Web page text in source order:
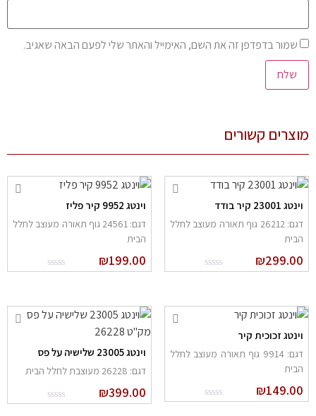
שמור בדפדפן זה את השם, האימייל והאתר שלי לפעם הבאה שאגיב.
קשורים
23001 קיר בודד
דגם: 26212 גוף תאורה מעוצב לחלל
₪
וינטג 9952 קיר פליז
דגם: 24561 גוף תאורה מעוצב לחלל
הבית
₪199.00
זכוכית קיר
דגם: 9914 גוף תאורה מעוצב לחלל
₪
וינטג 23005 שלישיה על פס
דגם: 26228 מעוצבת לחלל הבית
₪399.00